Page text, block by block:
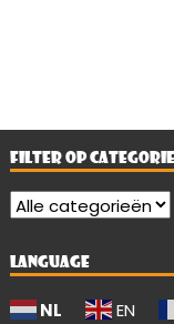
FILTER OP CATEGORIE
LANGUAGE
NL EN